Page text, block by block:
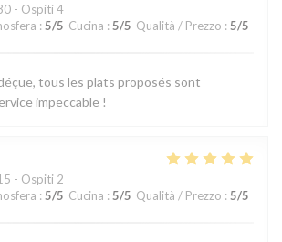
- Ospiti 4
: 5/5 Cucina : 5/5 Qualità / Prezzo : 5/5
tous les plats proposés sont
impeccable !
- Ospiti 2
: 5/5 Cucina : 5/5 Qualità / Prezzo : 5/5